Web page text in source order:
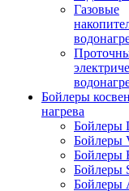
Газовые
Бойлеры
нагрева
Бойлеры
Бойлеры
Бойлеры
Бойлеры
Бойлеры